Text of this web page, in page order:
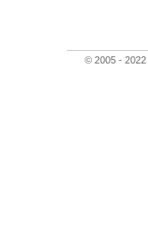
© 2005 - 2022